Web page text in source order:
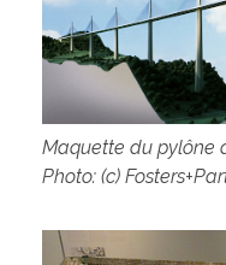
Maquette du pylône
Photo: (c)